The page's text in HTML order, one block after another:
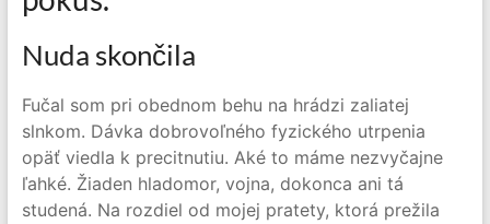
Nuda skončila
Fučal som pri obednom behu na hrádzi zaliatej
slnkom. Dávka dobrovoľného fyzického utrpenia
opäť viedla k precitnutiu. Aké to máme nezvyčajne
ľahké. Žiaden hladomor, vojna, dokonca ani tá
studená. Na rozdiel od mojej pratety, ktorá prežila